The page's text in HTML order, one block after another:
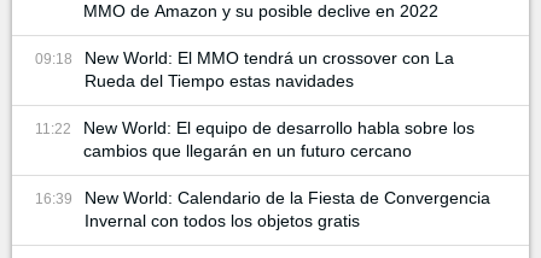
MMO de Amazon y su posible declive en 2022
09:18
New World: El MMO tendrá un crossover con La
Rueda del Tiempo estas navidades
11:22
New World: El equipo de desarrollo habla sobre los
cambios que llegarán en un futuro cercano
16:39
New World: Calendario de la Fiesta de Convergencia
Invernal con todos los objetos gratis